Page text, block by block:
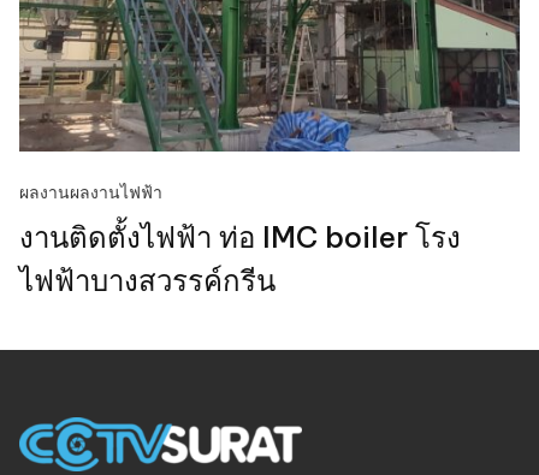
ผลงานผลงานไฟฟ้า
งานติดตั้งไฟฟ้า ท่อ IMC boiler โรง
ไฟฟ้าบางสวรรค์กรีน